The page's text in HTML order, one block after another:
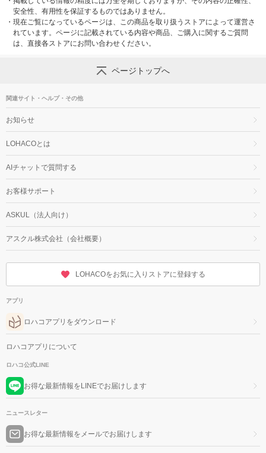
安全性、有用性を保証するものではありません。
・ 現在ご覧になっているページは、この商品を取り扱うストアによって運営さ
れています。ページに記載されている内容や商品、ご購入に関するご質問
は、直接各ストアにお問い合わせください。
ページトップへ
関連サイト・ヘルプ・その他
お知らせ
LOHACOとは
AIチャットで質問する
お客様サポート
ASKUL（法人向け）
アスクル株式会社（会社概要）
LOHACOをお気に入りストアに登録する
アプリ
ロハコアプリをダウンロード
ロハコアプリについて
ロハコ公式LINE
お得な最新情報をLINEでお届けします
ニュースレター
お得な最新情報をメールでお届けします